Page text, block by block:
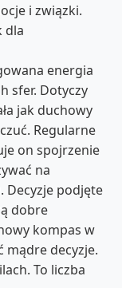
i związki.
dla
energia
sfer. Dotyczy
jak duchowy
Regularne
on spojrzenie
na
Decyzje podjęte
dobre
kompas w
mądre decyzje.
To liczba